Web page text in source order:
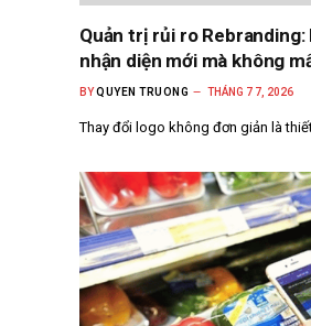
Quản trị rủi ro Rebranding:
nhận diện mới mà không
BYQUYEN TRUONG THÁNG 7 7, 2026
Thay đổi logo không đơn giản là